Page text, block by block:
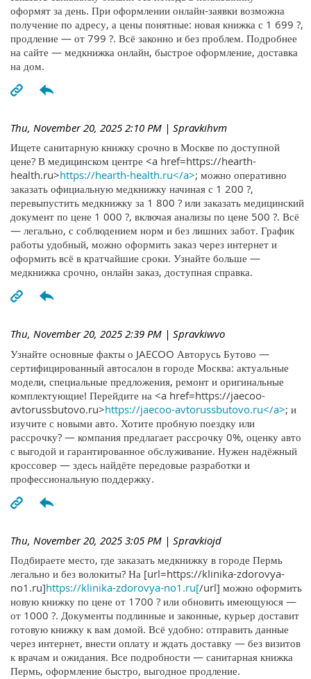
оформят за день. При оформлении онлайн-заявки возможна
получение по адресу, а цены понятные: новая книжка с 1 699 ?,
продление — от 799 ?. Всё законно и без проблем. Подробнее
на сайте — медкнижка онлайн, быстрое оформление, доставка
на дом.
Thu, November 20, 2025 2:10 PM | Spravkihvm
Ищете санитарную книжку срочно в Москве по доступной
цене? В медицинском центре <a href=https://hearth-
health.ru>https://hearth-health.ru</a>; можно оперативно
заказать официальную медкнижку начиная с 1 200 ?,
перевыпустить медкнижку за 1 800 ? или заказать медицинский
документ по цене 1 000 ?, включая анализы по цене 500 ?. Всё
— легально, с соблюдением норм и без лишних забот. График
работы удобный, можно оформить заказ через интернет и
оформить всё в кратчайшие сроки. Узнайте больше —
медкнижка срочно, онлайн заказ, доступная справка.
Thu, November 20, 2025 2:39 PM | Spravkiwvo
Узнайте основные факты о JAECOO Авторусь Бутово —
сертифицированный автосалон в городе Москва: актуальные
модели, специальные предложения, ремонт и оригинальные
комплектующие! Перейдите на <a href=https://jaecoo-
avtorussbutovo.ru>https://jaecoo-avtorussbutovo.ru</a>; и
изучите с новыми авто. Хотите пробную поездку или
рассрочку? — компания предлагает рассрочку 0%, оценку авто
с выгодой и гарантированное обслуживание. Нужен надёжный
кроссовер — здесь найдёте передовые разработки и
профессиональную поддержку.
Thu, November 20, 2025 3:05 PM | Spravkiojd
Подбираете место, где заказать медкнижку в городе Пермь
легально и без волокиты? На [url=https://klinika-zdorovya-
no1.ru]https://klinika-zdorovya-no1.ru[/url] можно оформить
новую книжку по цене от 1700 ? или обновить имеющуюся —
от 1000 ?. Документы подлинные и законные, курьер доставит
готовую книжку к вам домой. Всё удобно: отправить данные
через интернет, внести оплату и ждать доставку — без визитов
к врачам и ожидания. Все подробности — санитарная книжка
Пермь, оформление быстро, выгодное продление.